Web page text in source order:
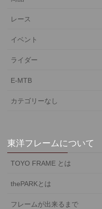
レース
イベント
ライダー
E-MTB
カテゴリーなし
東洋フレームについて
TOYO FRAME とは
thePARKとは
フレームが出来るまで